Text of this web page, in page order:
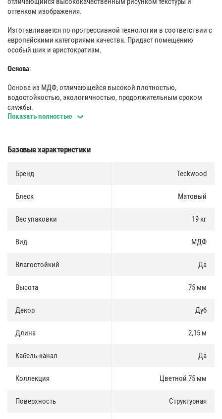
оттенком изображения.
Изготавливается по прогрессивной технологии в соответствии с
европейскими категориями качества. Придаст помещению
особый шик и аристократизм.
Основа:
Основа из МДФ, отличающейся высокой плотностью,
водостойкостью, экологичностью, продолжительным сроком
службы.
Декоративное покрытие с цифровой печатью. Отличается
высокой прочностью и химической стойкостью.
Монтаж:
Несколько вариантов монтажа (на клей и жидкие гвозди либо
как оптом так и в розницу. Купить плинтус можно за наличные и
по безналичному расчету.
Доставка по Москве и Московской области осуществлятся
транспортные компании.
Показать полностью
Базовые характеристики
Бренд Teckwood
Блеск Матовый
Вес упаковки 19 кг
Вид МДФ
Влагостойкий Да
Высота 75 мм
Декор Дуб
Длина 2,15 м
Кабель-канал Да
Коллекция Цветной 75 мм
Поверхность Структурная